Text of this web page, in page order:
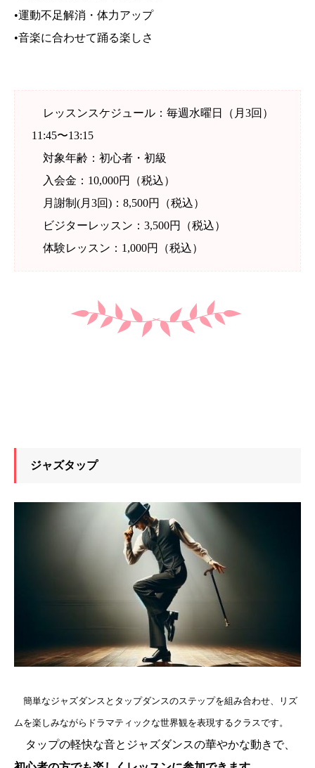
•運動不足解消・体力アップ
•音楽に合わせて踊る楽しさ
レッスンスケジュール：毎週水曜日（月3回）
11:45〜13:15
対象年齢：初心者・初級
入会金：10,000円（税込）
月謝制(月3回)：8,500円（税込）
ビジターレッスン：3,500円（税込）
体験レッスン：1,000円（税込）
ジャズタップ
簡単なジャズダンスとタップダンスのステップを組み合わせ、リズ
ムを楽しみながらドラマティックな世界観を表現するクラスです。
タップの軽快な音とジャズダンスの華やかな動きで、